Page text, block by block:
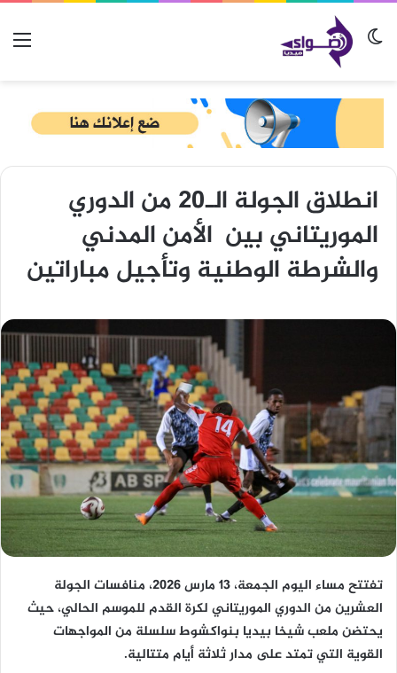
الوضع المظلم
انطلاق الجولة الـ20 من الدوري
الموريتاني بين الأمن المدني
والشرطة الوطنية وتأجيل مباراتين
تفتتح مساء اليوم الجمعة، 13 مارس 2026، منافسات الجولة
العشرين من الدوري الموريتاني لكرة القدم للموسم الحالي، حيث
يحتضن ملعب شيخا بيديا بنواكشوط سلسلة من المواجهات
القوية التي تمتد على مدار ثلاثة أيام متتالية.